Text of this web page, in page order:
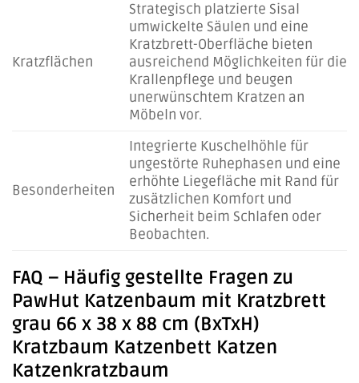
Kratzflächen
Strategisch platzierte Sisal
umwickelte Säulen und eine
Kratzbrett-Oberfläche bieten
ausreichend Möglichkeiten für die
Krallenpflege und beugen
unerwünschtem Kratzen an
Möbeln vor.
Besonderheiten
Integrierte Kuschelhöhle für
ungestörte Ruhephasen und eine
erhöhte Liegefläche mit Rand für
zusätzlichen Komfort und
Sicherheit beim Schlafen oder
Beobachten.
FAQ – Häufig gestellte Fragen zu
PawHut Katzenbaum mit Kratzbrett
grau 66 x 38 x 88 cm (BxTxH)
Kratzbaum Katzenbett Katzen
Katzenkratzbaum